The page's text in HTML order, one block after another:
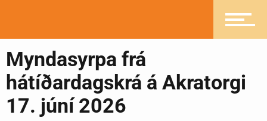
Heilsueflandi samfélag
Pistlar
Myndasyrpa frá
hátíðardagskrá á Akratorgi
17. júní 2026